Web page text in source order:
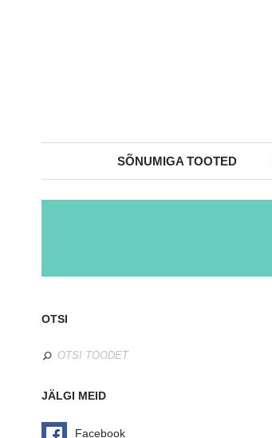
SÕNUMIGA TOOTED
OTSI
JÄLGI MEID
Facebook